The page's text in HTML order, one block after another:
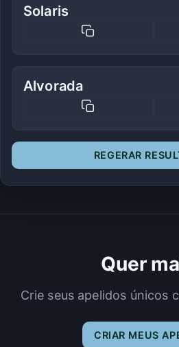
Solaris
Alvorada
REGERAR
Quer
Crie seus apelidos únicos
CRIAR MEUS